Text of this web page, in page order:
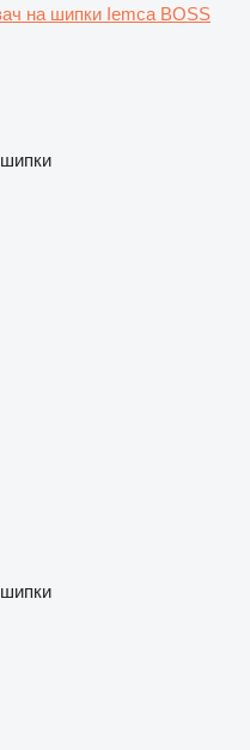
на шипки Iemca BOSS